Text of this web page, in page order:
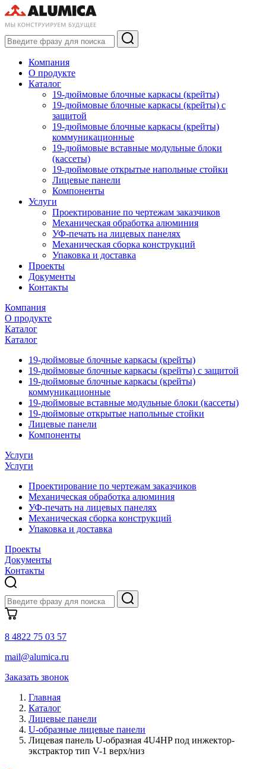
Компания
О продукте
Каталог
19-дюймовые блочные каркасы (крейты)
19-дюймовые блочные каркасы (крейты) с
защитой
19-дюймовые блочные каркасы (крейты)
коммуникационные
19-дюймовые вставные модульные блоки
(кассеты)
19-дюймовые открытые напольные стойки
Лицевые панели
Компоненты
Услуги
Проектирование по чертежам заказчиков
Механическая обработка алюминия
УФ-печать на лицевых панелях
Механическая сборка конструкций
Упаковка и доставка
Проекты
Документы
Контакты
Компания
О продукте
Каталог
Каталог
19-дюймовые блочные каркасы (крейты)
19-дюймовые блочные каркасы (крейты) с защитой
19-дюймовые блочные каркасы (крейты)
коммуникационные
19-дюймовые вставные модульные блоки (кассеты)
19-дюймовые открытые напольные стойки
Лицевые панели
Компоненты
Услуги
Услуги
Проектирование по чертежам заказчиков
Механическая обработка алюминия
УФ-печать на лицевых панелях
Механическая сборка конструкций
Упаковка и доставка
Проекты
Документы
Контакты
8 4822 75 03 57
mail@alumica.ru
Заказать звонок
Главная
Каталог
Лицевые панели
U-образные лицевые панели
Лицевая панель U-образная 4U4HP под инжектор-
экстрактор тип V-1 верх/низ